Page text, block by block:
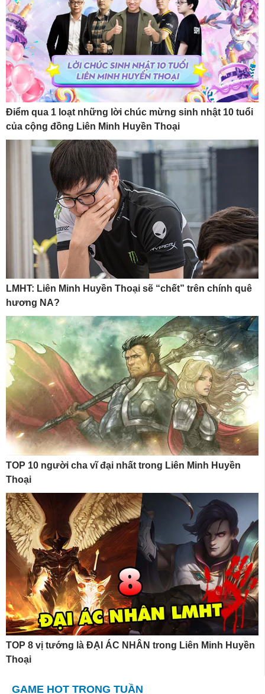
Điểm qua 1 loạt những lời chúc mừng sinh nhật 10 tuổi
của cộng đồng Liên Minh Huyền Thoại
LMHT: Liên Minh Huyền Thoại sẽ “chết” trên chính quê
hương NA?
TOP 10 người cha vĩ đại nhất trong Liên Minh Huyền
Thoại
TOP 8 vị tướng là ĐẠI ÁC NHÂN trong Liên Minh Huyền
Thoại
GAME HOT TRONG TUẦN